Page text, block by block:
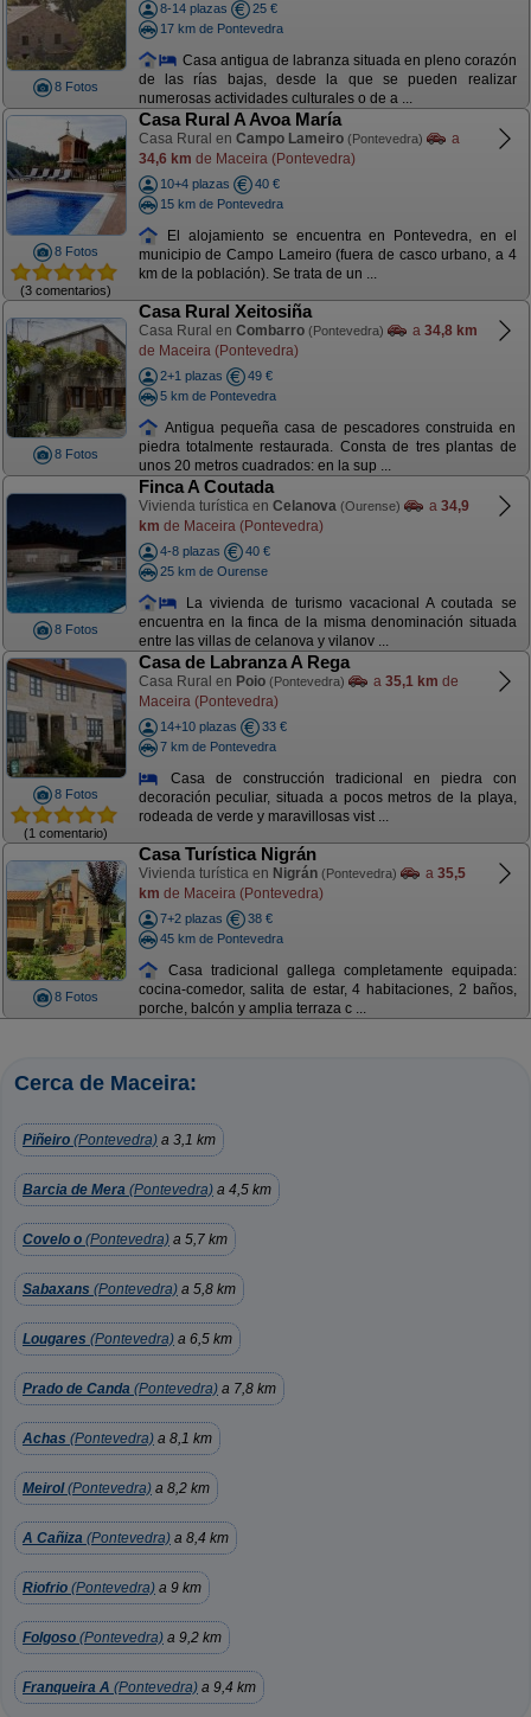
8 Fotos
8-14 plazas
25 €
17 km de Pontevedra
Casa antigua de labranza situada en pleno corazón
de las rías bajas, desde la que se pueden realizar
numerosas actividades culturales o de a ...
8 Fotos
(3 comentarios)
Casa Rural A Avoa María
Casa Rural en Campo Lameiro (Pontevedra)
a
34,6 km de Maceira (Pontevedra)
10+4 plazas
40 €
15 km de Pontevedra
El alojamiento se encuentra en Pontevedra, en el
municipio de Campo Lameiro (fuera de casco urbano, a 4
km de la población). Se trata de un ...
8 Fotos
Casa Rural Xeitosiña
Casa Rural en Combarro (Pontevedra) a 34,8 km
de Maceira (Pontevedra)
2+1 plazas
49 €
5 km de Pontevedra
Antigua pequeña casa de pescadores construida en
piedra totalmente restaurada. Consta de tres plantas de
unos 20 metros cuadrados: en la sup ...
8 Fotos
Finca A Coutada
Vivienda turística en Celanova (Ourense) a 34,9
km de Maceira (Pontevedra)
4-8 plazas
40 €
25 km de Ourense
La vivienda de turismo vacacional A coutada se
encuentra en la finca de la misma denominación situada
entre las villas de celanova y vilanov ...
8 Fotos
(1 comentario)
Casa de Labranza A Rega
Casa Rural en Poio (Pontevedra) a 35,1 km de
Maceira (Pontevedra)
14+10 plazas
33 €
7 km de Pontevedra
Casa de construcción tradicional en piedra con
decoración peculiar, situada a pocos metros de la playa,
rodeada de verde y maravillosas vist ...
8 Fotos
Casa Turística Nigrán
Vivienda turística en Nigrán (Pontevedra) a 35,5
km de Maceira (Pontevedra)
7+2 plazas
38 €
45 km de Pontevedra
Casa tradicional gallega completamente equipada:
cocina-comedor, salita de estar, 4 habitaciones, 2 baños,
porche, balcón y amplia terraza c ...
Cerca de Maceira:
Piñeiro (Pontevedra) a 3,1 km
Barcia de Mera (Pontevedra) a 4,5 km
Covelo o (Pontevedra) a 5,7 km
Sabaxans (Pontevedra) a 5,8 km
Lougares (Pontevedra) a 6,5 km
Prado de Canda (Pontevedra) a 7,8 km
Achas (Pontevedra) a 8,1 km
Meirol(Pontevedra) a 8,2 km
A Cañiza (Pontevedra) a 8,4 km
Riofrio (Pontevedra) a 9 km
Folgoso (Pontevedra) a 9,2 km
Franqueira A (Pontevedra) a 9,4 km